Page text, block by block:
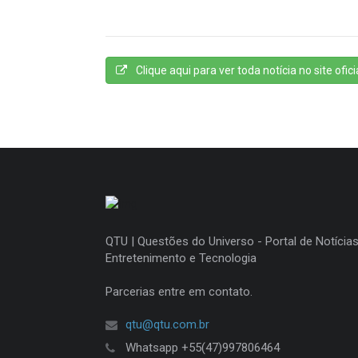
Clique aqui para ver toda notícia no site
QTU | Questões do Universo - Portal de
Entretenimento e Tecnologia
Parcerias entre em contato.
qtu@qtu.com.br
Whatsapp +55(47)997806464